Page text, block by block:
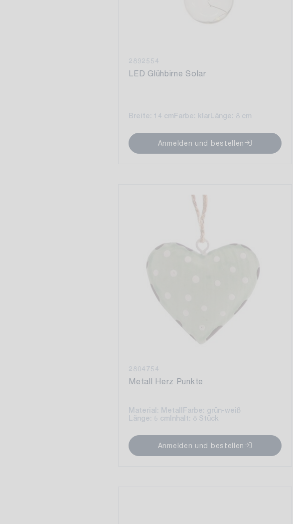
2892554
LED Glühbirne Solar
Breite: 14 cm Farbe: klar Länge: 8 cm
Anmelden und bestellen
2804754
Metall Herz Punkte
Material: MetallFarbe: grün-weiß
Länge: 5 cmInhalt: 8 Stück
Anmelden und bestellen